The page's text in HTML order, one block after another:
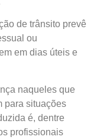
de trânsito prevê
ou
em dias úteis e
naqueles que
para situações
é, dentre
profissionais